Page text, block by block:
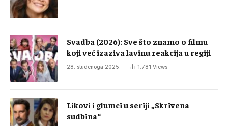
Svadba (2026): Sve što znamo o filmu
koji već izaziva lavinu reakcija u regiji
28. studenoga 2025. 1.781 Views
Likovi i glumci u seriji „Skrivena
sudbina“